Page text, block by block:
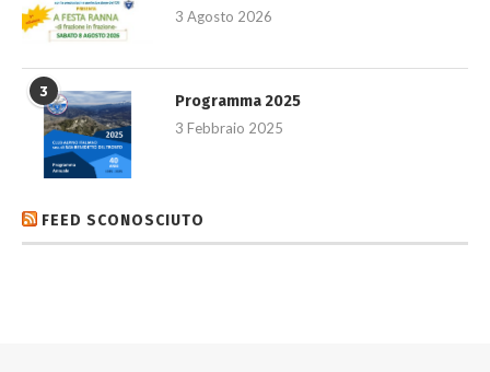
3 Agosto 2026
3
Programma 2025
3 Febbraio 2025
FEED SCONOSCIUTO